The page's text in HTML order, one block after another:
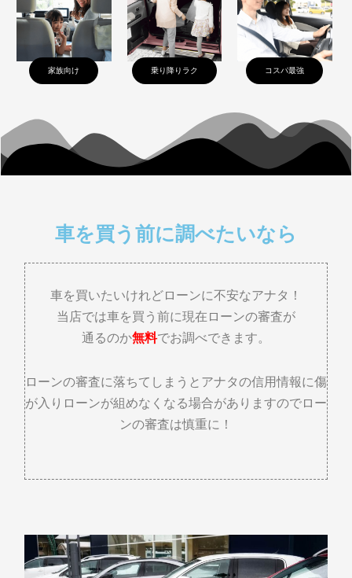
家族向け 乗り降りラク コスパ最強
車を買う前に調べたいなら
車を買いたいけれどローンに不安なアナタ！
当店では車を買う前に現在ローンの審査が
通るのか無料でお調べできます。
ローンの審査に落ちてしまうとアナタの信用情報に傷
が入りローンが組めなくなる場合がありますのでロー
ンの審査は慎重に！